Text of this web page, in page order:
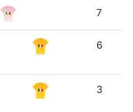
7
6
3